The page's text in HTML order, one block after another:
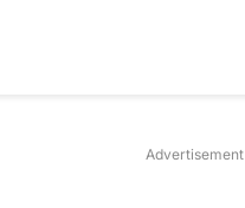
Advertisement